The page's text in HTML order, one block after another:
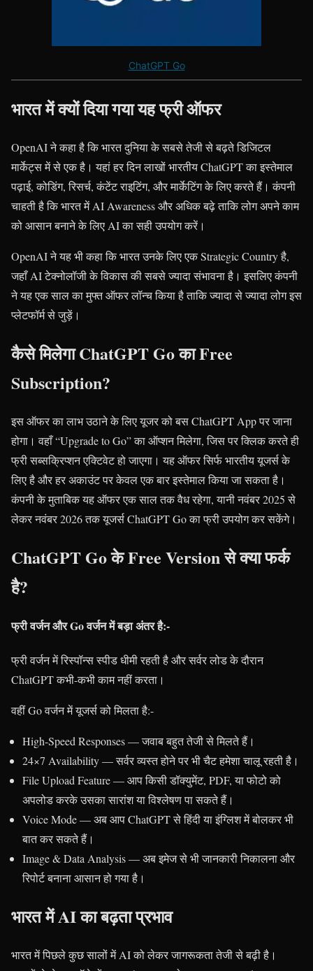
ChatGPT Go
भारत में क्यों दिया गया यह फ्री ऑफर
OpenAI ने कहा है कि भारत दुनिया के सबसे तेजी से बढ़ते डिजिटल
मार्केट्स में से एक है। यहां हर दिन लाखों भारतीय ChatGPT का इस्तेमाल
पढ़ाई, कोडिंग, रिसर्च, कंटेंट राइटिंग, और मार्केटिंग के लिए करते हैं। कंपनी
चाहती है कि भारत में AI Awareness और अधिक बढ़े ताकि लोग अपने काम
को आसान बनाने के लिए AI का सही उपयोग करें।
OpenAI ने यह भी कहा कि भारत उनके लिए एक Strategic Country है,
जहाँ AI टेक्नोलॉजी के विकास की सबसे ज्यादा संभावना है। इसलिए कंपनी
ने यह एक साल का मुफ्त ऑफर लॉन्च किया है ताकि ज्यादा से ज्यादा लोग इस
प्लेटफॉर्म से जुड़ें।
कैसे मिलेगा ChatGPT Go का Free
Subscription?
इस ऑफर का लाभ उठाने के लिए यूजर को बस ChatGPT App पर जाना
होगा। वहाँ “Upgrade to Go” का ऑप्शन मिलेगा, जिस पर क्लिक करते ही
फ्री सब्सक्रिप्शन एक्टिवेट हो जाएगा। यह ऑफर सिर्फ भारतीय यूजर्स के
लिए है और हर अकाउंट पर केवल एक बार इस्तेमाल किया जा सकता है।
कंपनी के मुताबिक यह ऑफर एक साल तक वैध रहेगा, यानी नवंबर 2025 से
लेकर नवंबर 2026 तक यूजर्स ChatGPT Go का फ्री उपयोग कर सकेंगे।
ChatGPT Go के Free Version से क्या फर्क
है?
फ्री वर्जन और Go वर्जन में बड़ा अंतर है:-
फ्री वर्जन में रिस्पॉन्स स्पीड धीमी रहती है और सर्वर लोड के दौरान
ChatGPT कभी-कभी काम नहीं करता।
वहीं Go वर्जन में यूजर्स को मिलता है:-
High-Speed Responses — जवाब बहुत तेजी से मिलते हैं।
24×7 Availability — सर्वर व्यस्त होने पर भी चैट हमेशा चालू रहती है।
File Upload Feature — आप किसी डॉक्युमेंट, PDF, या फोटो को
अपलोड करके उसका सारांश या विश्लेषण पा सकते हैं।
Voice Mode — अब आप ChatGPT से हिंदी या इंग्लिश में बोलकर भी
बात कर सकते हैं।
Image & Data Analysis — अब इमेज से भी जानकारी निकालना और
रिपोर्ट बनाना आसान हो गया है।
भारत में AI का बढ़ता प्रभाव
भारत में पिछले कुछ सालों में AI को लेकर जागरूकता तेजी से बढ़ी है।